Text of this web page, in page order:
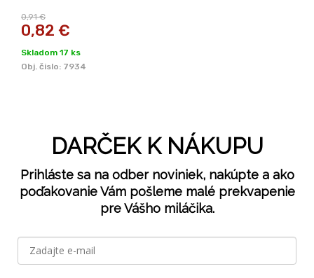
0,91 €
0,82 €
Skladom 17 ks
Obj. čislo: 7934
DARČEK K NÁKUPU
Prihláste sa na odber noviniek, nakúpte a ako
poďakovanie Vám pošleme malé prekvapenie
pre Vášho miláčika.